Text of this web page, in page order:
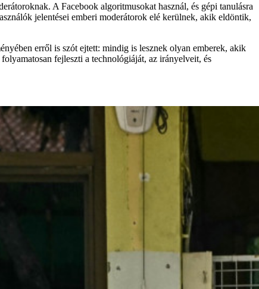
A Facebook algoritmusokat használ, és gépi tanulásra
jelentései emberi moderátorok elé kerülnek, akik eldöntik,
erről is szót ejtett: mindig is lesznek olyan emberek, akik
fejleszti a technológiáját, az irányelveit, és